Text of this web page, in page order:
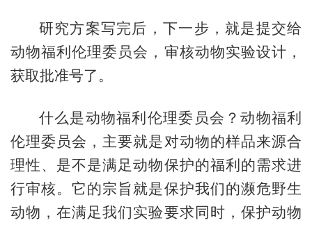
研究方案写完后，下一步，就是提交给
动物福利伦理委员会，审核动物实验设计，
获取批准号了。
什么是动物福利伦理委员会？动物福利
伦理委员会，主要就是对动物的样品来源合
理性、是不是满足动物保护的福利的需求进
行审核。它的宗旨就是保护我们的濒危野生
动物，在满足我们实验要求同时，保护动物